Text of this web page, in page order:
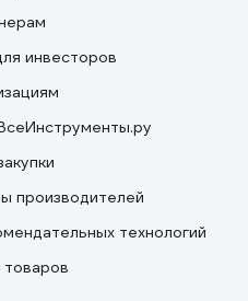
инвесторов
производителей
технологий
товаров